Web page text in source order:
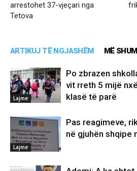
arrestohet 37-vjeçari nga
Tetova
ARTIKUJ TË NGJASHËM MË
Lajme
Po zbrazen
vit rreth 5 mijë
klasë të parë
Lajme
Pas reagimeve,
në gjuhën shqipe